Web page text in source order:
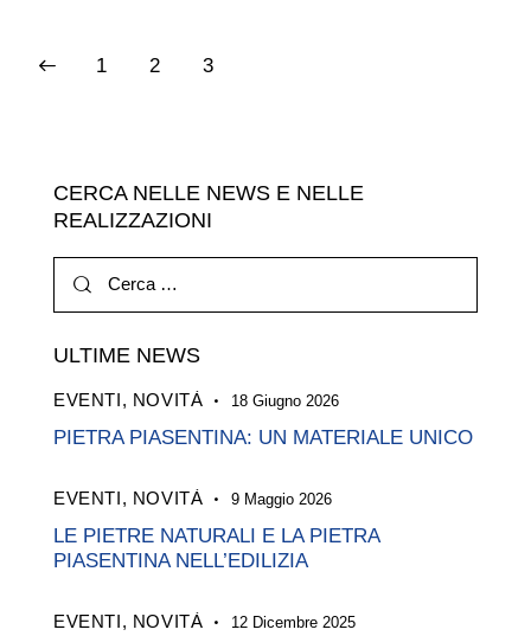
PAGINAZIONE
Page
1 Page
2 Page
3
CERCA NELLE NEWS E NELLE
REALIZZAZIONI
per:
ULTIME NEWS
EVENTI, NOVITÀ 18 Giugno 2026
PIETRA PIASENTINA: UN MATERIALE UNICO
EVENTI, NOVITÀ 9 Maggio 2026
LE PIETRE NATURALI E LA PIETRA
PIASENTINA NELL’EDILIZIA
EVENTI, NOVITÀ 12 Dicembre 2025